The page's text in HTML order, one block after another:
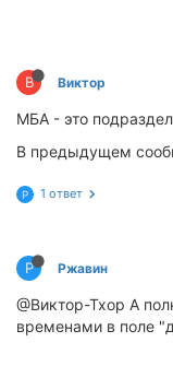
В Виктор
МБА - это
В предыдущем
Р 1 ответ
Р Ржавин
@Виктор-Тхор А
временами в поле